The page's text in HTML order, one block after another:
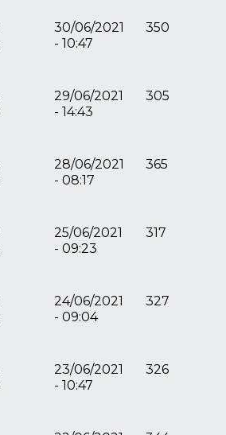
30/06/2021
- 10:47
350
29/06/2021
- 14:43
305
28/06/2021
- 08:17
365
25/06/2021
- 09:23
317
24/06/2021
- 09:04
327
23/06/2021
- 10:47
326